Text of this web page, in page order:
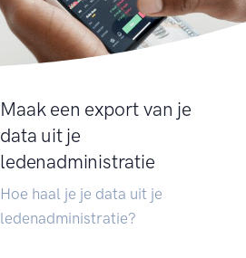
Maak een export van je
data uit je
ledenadministratie
Hoe haal je je data uit je
ledenadministratie?